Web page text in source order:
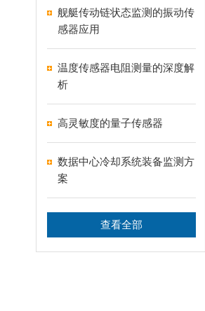
舰艇传动链状态监测的振动传
感器应用
温度传感器电阻测量的深度解
析
高灵敏度的量子传感器
数据中心冷却系统装备监测方
案
查看全部